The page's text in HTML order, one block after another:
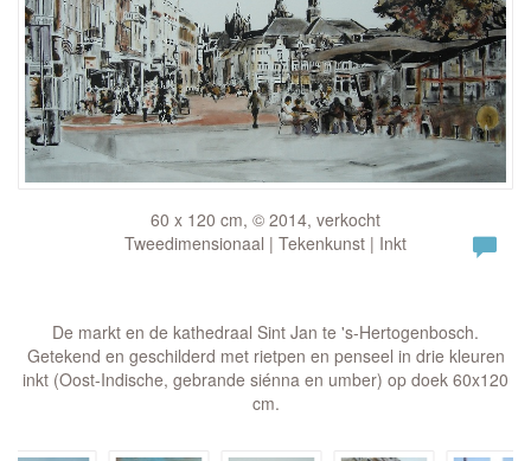
60 x 120 cm, © 2014, verkocht
Tweedimensionaal | Tekenkunst | Inkt
De markt en de kathedraal Sint Jan te 's-Hertogenbosch.
Getekend en geschilderd met rietpen en penseel in drie kleuren
inkt (Oost-Indische, gebrande siénna en umber) op doek 60x120
cm.